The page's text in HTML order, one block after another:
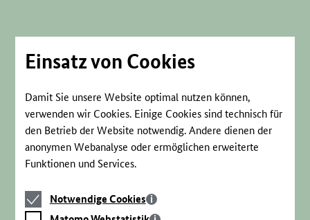
Einsatz von Cookies
Damit Sie unsere Website optimal nutzen können,
verwenden wir Cookies. Einige Cookies sind technisch für
den Betrieb der Website notwendig. Andere dienen der
anonymen Webanalyse oder ermöglichen erweiterte
Funktionen und Services.
Notwendige
Cookies
Notwendige Cookies
Matomo